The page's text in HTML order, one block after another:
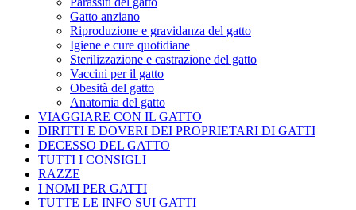
Gatto anziano
Riproduzione e gravidanza del gatto
Igiene e cure quotidiane
Sterilizzazione e castrazione del gatto
Vaccini per il gatto
Obesità del gatto
Anatomia del gatto
VIAGGIARE CON IL GATTO
DIRITTI E DOVERI DEI PROPRIETARI DI GATTI
DECESSO DEL GATTO
TUTTI I CONSIGLI
RAZZE
I NOMI PER GATTI
TUTTE LE INFO SUI GATTI